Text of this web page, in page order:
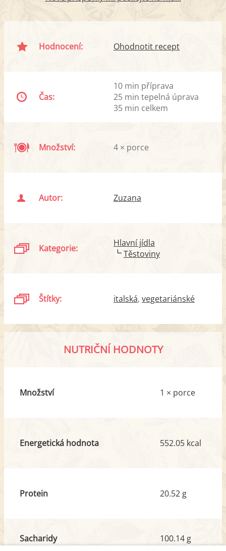
Hodnocení: Ohodnotit recept
Čas:
10 min příprava
25 min tepelná úprava
35 min celkem
Množství: 4 × porce
Autor: Zuzana
Kategorie:
Hlavní jídla
Těstoviny
Štítky: italská vegetariánské
NUTRIČNÍ HODNOTY
Množství 1 × porce
Energetická hodnota 552.05 kcal
Protein 20.52 g
Sacharidy
100.14 g